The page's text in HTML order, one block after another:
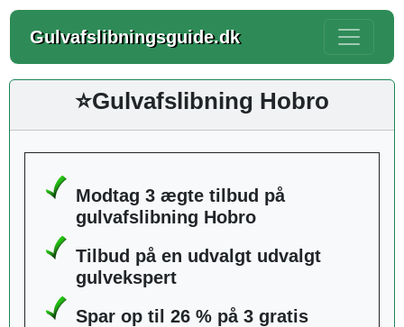
Gulvafslibningsguide.dk
⭐Gulvafslibning Hobro
Modtag 3 ægte tilbud på
gulvafslibning Hobro
Tilbud på en udvalgt udvalgt
gulvekspert
Spar op til 26 % på 3 gratis